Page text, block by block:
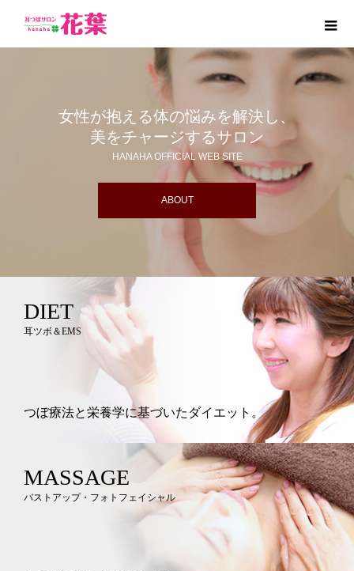
女性が抱える体の悩みを解決し、
美をチャージするサロン
HANAHA OFFICIAL WEB SITE
ABOUT
DIET
耳ツボ＆EMS
つぼ療法と栄養学に基づいたダイエット。
MASSAGE
バストアップ・フォトフェイシャル